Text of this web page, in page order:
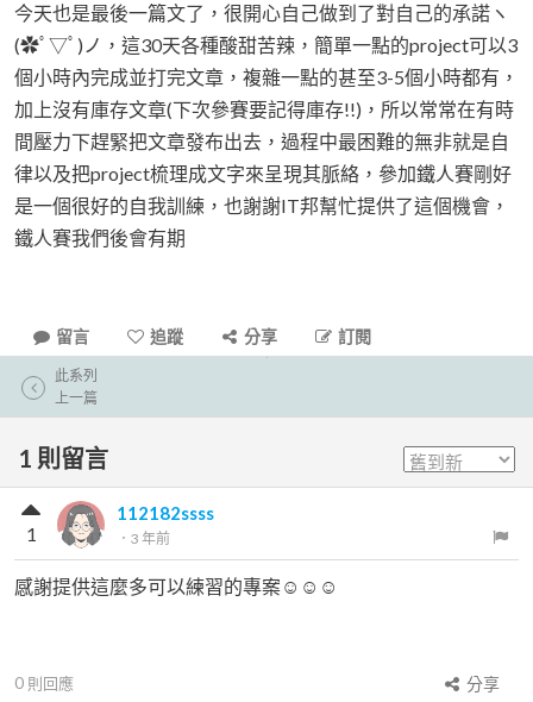
今天也是最後一篇文了，很開心自己做到了對自己的承諾ヽ
(✿ﾟ▽ﾟ)ノ，這30天各種酸甜苦辣，簡單一點的project可以3
個小時內完成並打完文章，複雜一點的甚至3-5個小時都有，
加上沒有庫存文章(下次參賽要記得庫存!!)，所以常常在有時
間壓力下趕緊把文章發布出去，過程中最困難的無非就是自
律以及把project梳理成文字來呈現其脈絡，參加鐵人賽剛好
是一個很好的自我訓練，也謝謝IT邦幫忙提供了這個機會，
鐵人賽我們後會有期
留言 追蹤 分享 訂閱
此系列
上一篇
1 則留言
112182ssss
． 3 年前
1
感謝提供這麼多可以練習的專案☺️☺️☺️
0 則回應 分享